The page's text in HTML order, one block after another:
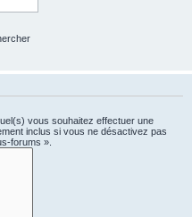
vous souhaitez effectuer une
inclus si vous ne désactivez pas
forums ».